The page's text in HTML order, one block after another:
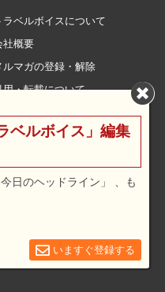
ラベルボイスについて
社概要
ルマガの登録・解除
用・転載について
用規約
告メニュー・料金
ベルボイス」編集
日のヘッドライン」 、も
いますぐ登録する